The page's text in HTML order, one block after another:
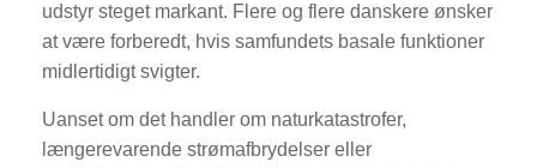
udstyr steget markant. Flere og flere danskere ønsker
at være forberedt, hvis samfundets basale funktioner
midlertidigt svigter.
Uanset om det handler om naturkatastrofer,
længerevarende strømafbrydelser eller